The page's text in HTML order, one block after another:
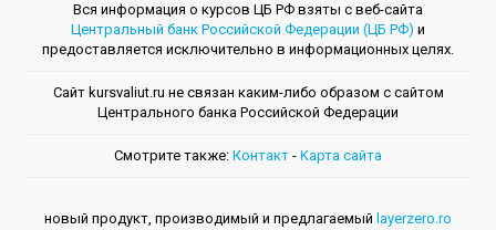
Вся информация о курсов ЦБ РФ взяты с веб-сайта
Центральный банк Российской Федерации (ЦБ РФ) и
предоставляется исключительно в информационных целях.
Сайт kursvaliut.ru не связан каким-либо образом с сайтом
Центрального банкa Российской Федерации
Смотрите также: Контакт - Kарта сайта
новый продукт, производимый и предлагаемый layerzero.ro